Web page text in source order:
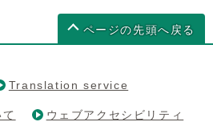
ページの先頭へ戻る
Translation service
ウェブアクセシビリティ